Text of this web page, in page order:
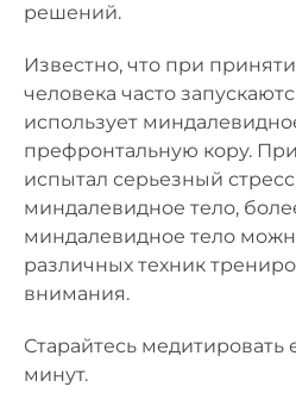
решений.
Известно, что при
человека часто
использует
префронтальную кору.
испытал серьезный
миндалевидное тело,
миндалевидное тело
различных техник
внимания.
Старайтесь медитировать
минут.